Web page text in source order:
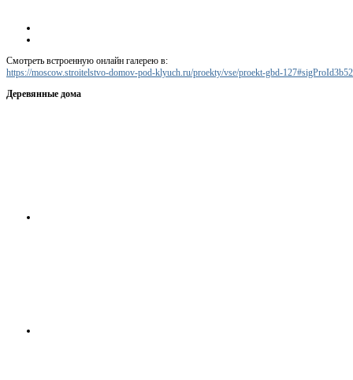
Смотреть встроенную онлайн галерею в:
https://moscow.stroitelstvo-domov-pod-klyuch.ru/proekty/vse/proekt-gbd-
Деревянные дома